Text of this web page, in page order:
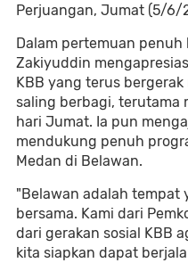
Perjuangan, Jumat (5/6/
Dalam pertemuan
Zakiyuddin
KBB yang terus
saling berbagi, terutama
hari Jumat. Ia pun
mendukung penuh
Medan di Belawan.
"Belawan adalah tempat
bersama. Kami dari
dari gerakan sosial KBB
kita siapkan dapat